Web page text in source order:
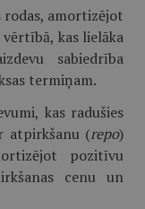
rodas, amortizējot
kas lielāka
sabiedrība
termiņam.
kas radušies
atpirkšanu (repo)
pozitīvu
cenu un